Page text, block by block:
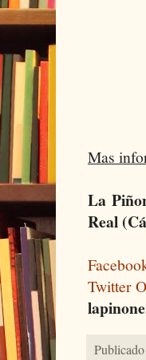
Mas
La
Real
Twitter